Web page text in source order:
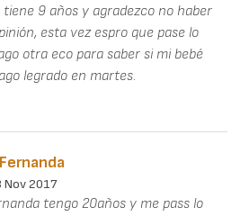
9 años y agradezco no haber
esta vez espro que pase lo
otra eco para saber si mi bebé
legrado en martes.
Nov 2017
tengo 20años y me pass lo